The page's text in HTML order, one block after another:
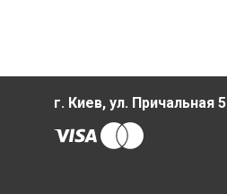
г. Киев, ул. Причальная 5